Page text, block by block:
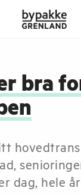
bra
dag, hele